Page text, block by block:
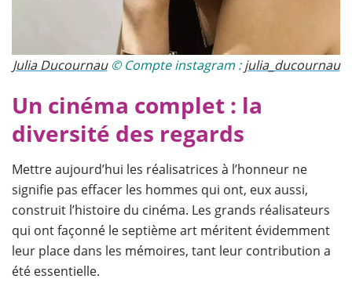
Julia Ducournau© Compte instagram :julia_ducournau
Un cinéma complet : la
diversité des regards
Mettre aujourd’hui les réalisatrices à l’honneur ne
signifie pas effacer les hommes qui ont, eux aussi,
construit l’histoire du cinéma. Les grands réalisateurs
qui ont façonné le septième art méritent évidemment
leur place dans les mémoires, tant leur contribution a
été essentielle.